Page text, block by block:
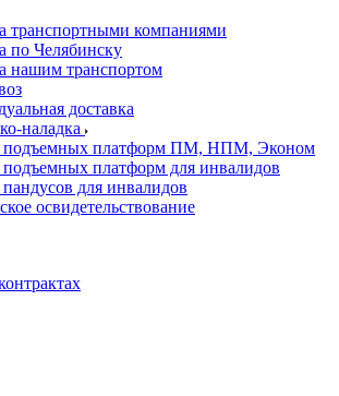
транспортными компаниями
по Челябинску
нашим транспортом
доставка
наладка
платформ ПМ, НПМ, Эконом
платформ для инвалидов
для инвалидов
освидетельствование